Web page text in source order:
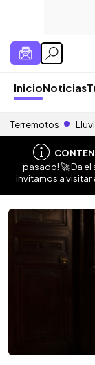
InicioNoticias
Terremotos
pasado! 🚀 Da
invitamos a